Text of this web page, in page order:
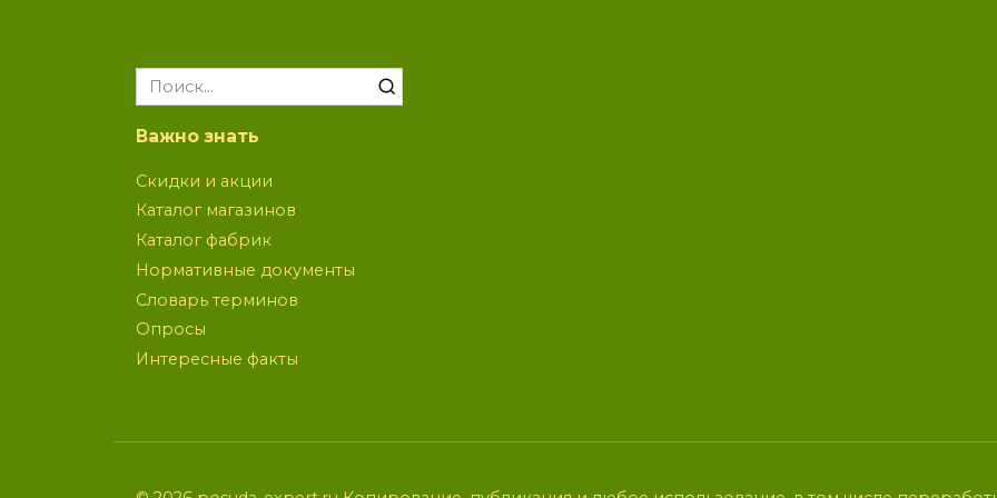
Search
for:
Важно знать
Скидки и акции
Каталог магазинов
Каталог фабрик
Нормативные документы
Словарь терминов
Опросы
Интересные факты